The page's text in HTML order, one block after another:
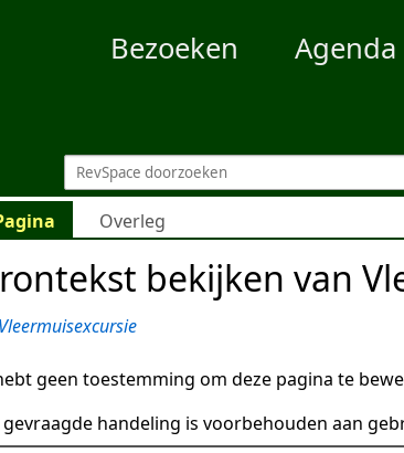
Bezoeken Agenda
Overleg
bekijken van
Vleermuisexcursie
geen toestemming om deze pagina te
gevraagde handeling is voorbehouden aan